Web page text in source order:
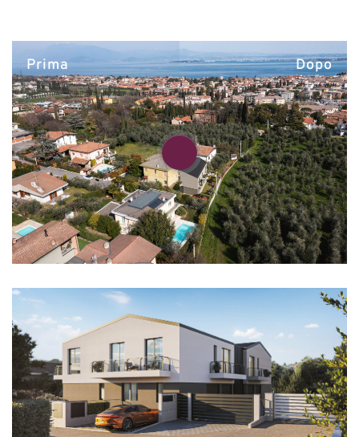
Dopo
Prima